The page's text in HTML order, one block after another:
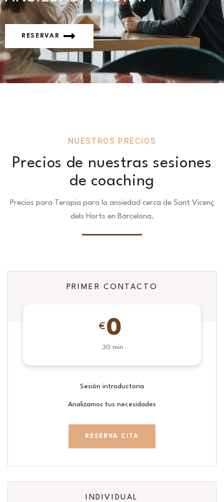
RESERVAR
NUESTROS PRECIOS
Precios de nuestras sesiones
de coaching
Precios para Terapia para la ansiedad cerca de Sant Vicenç
dels Horts en Barcelona.
PRIMER CONTACTO
€ 0
30 min
Sesión introductoria
Analizamos tus necesidades
RESERVA CITA
INDIVIDUAL